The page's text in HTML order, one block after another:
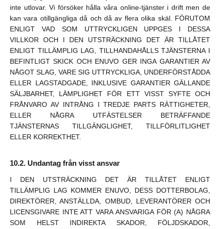
inte utlovar. Vi försöker hålla våra online-tjänster i drift men de
kan vara otillgängliga då och då av flera olika skäl. FÖRUTOM
ENLIGT VAD SOM UTTRYCKLIGEN UPPGES I DESSA
VILLKOR OCH I DEN UTSTRÄCKNING DET ÄR TILLÅTET
ENLIGT TILLÄMPLIG LAG, TILLHANDAHÅLLS TJÄNSTERNA I
BEFINTLIGT SKICK OCH ENUVO GER INGA GARANTIER AV
NÅGOT SLAG, VARE SIG UTTRYCKLIGA, UNDERFÖRSTÅDDA
ELLER LAGSTADGADE, INKLUSIVE GARANTIER GÄLLANDE
SÄLJBARHET, LÄMPLIGHET FÖR ETT VISST SYFTE OCH
FRÅNVARO AV INTRÅNG I TREDJE PARTS RÄTTIGHETER,
ELLER NÅGRA UTFÄSTELSER BETRÄFFANDE
TJÄNSTERNAS TILLGÄNGLIGHET, TILLFÖRLITLIGHET
ELLER KORREKTHET.
Undantag från visst ansvar
I DEN UTSTRÄCKNING DET ÄR TILLÅTET ENLIGT
TILLÄMPLIG LAG KOMMER ENUVO, DESS DOTTERBOLAG,
DIREKTÖRER, ANSTÄLLDA, OMBUD, LEVERANTÖRER OCH
LICENSGIVARE INTE ATT VARA ANSVARIGA FÖR (A) NÅGRA
SOM HELST INDIREKTA SKADOR, FÖLJDSKADOR,